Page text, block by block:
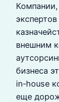
внешним
бизнеса
in‑house
еще